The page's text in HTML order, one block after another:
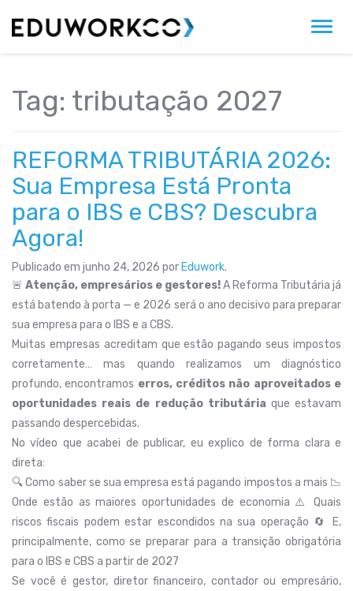
Tag: tributação 2027
REFORMA TRIBUTÁRIA 2026:
Sua Empresa Está Pronta
para o IBS e CBS? Descubra
Agora!
Publicado em junho 24, 2026 por Eduwork.
🚨 Atenção, empresários e gestores!A Reforma Tributária já
está batendo à porta — e 2026 será o ano decisivo para preparar
sua empresa para o IBS e a CBS.
Muitas empresas acreditam que estão pagando seus impostos
corretamente… mas quando realizamos um diagnóstico
profundo, encontramos erros, créditos não aproveitados e
oportunidades reais de redução tributária que estavam
passando despercebidas.
No vídeo que acabei de publicar, eu explico de forma clara e
direta:
🔍 Como saber se sua empresa está pagando impostos a mais 📉
Onde estão as maiores oportunidades de economia ⚠️ Quais
riscos fiscais podem estar escondidos na sua operação 🔄 E,
principalmente, como se preparar para a transição obrigatória
para o IBS e CBS a partir de 2027
Se você é gestor, diretor financeiro, contador ou empresário,